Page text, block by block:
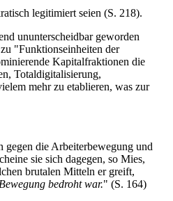
legitimiert seien (S. 218).
ununterscheidbar geworden
"Funktionseinheiten der
Kapitalfraktionen die
Totaldigitalisierung,
mehr zu etablieren, was zur
gegen die Arbeiterbewegung und
sie sich dagegen, so Mies,
brutalen Mitteln er greift,
bedroht war." (S. 164)